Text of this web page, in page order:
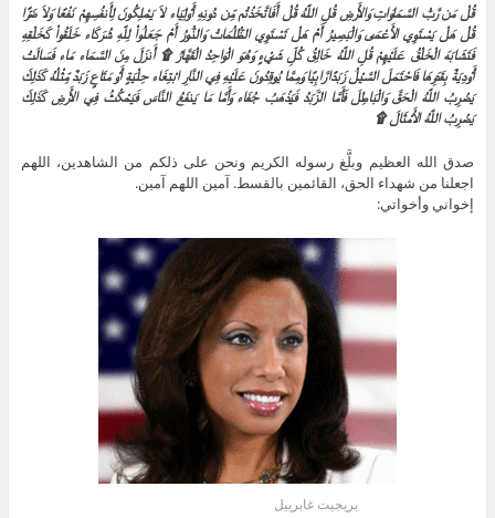
قُلْ مَن رَّبُّ السَّمَاوَاتِ وَالأَرْضِ قُلِ اللَّهُ قُلْ أَفَاتَّخَذْتُم مِّن دُونِهِ أَوْلِيَاء لاَ يَمْلِكُونَ لِأَنفُسِهِمْ نَفْعًا وَلاَ ضَرًّا
قُلْ هَلْ يَسْتَوِي الأَعْمَى وَالْبَصِيرُ أَمْ هَلْ تَسْتَوِي الظُّلُمَاتُ وَالنُّورُ أَمْ جَعَلُواْ لِلَّهِ شُرَكَاء خَلَقُواْ كَخَلْقِهِ
فَتَشَابَهَ الْخَلْقُ عَلَيْهِمْ قُلِ اللَّهُ خَالِقُ كُلِّ شَيْءٍ وَهُوَ الْوَاحِدُ الْقَهَّارُ ۩ أَنزَلَ مِنَ السَّمَاء مَاء فَسَالَتْ
أَوْدِيَةٌ بِقَدَرِهَا فَاحْتَمَلَ السَّيْلُ زَبَدًا رَّابِيًا وَمِمَّا يُوقِدُونَ عَلَيْهِ فِي النَّارِ ابْتِغَاء حِلْيَةٍ أَوْ مَتَاعٍ زَبَدٌ مِّثْلُهُ كَذَلِكَ
يَضْرِبُ اللَّهُ الْحَقَّ وَالْبَاطِلَ فَأَمَّا الزَّبَدُ فَيَذْهَبُ جُفَاء وَأَمَّا مَا يَنفَعُ النَّاسَ فَيَمْكُثُ فِي الأَرْضِ كَذَلِكَ
يَضْرِبُ اللَّهُ الأَمْثَالَ ۩
صدق الله العظيم وبلَّغ رسوله الكريم ونحن على ذلكم من الشاهدين، اللهم
اجعلنا من شهداء الحق، القائمين بالقسط. آمين اللهم آمين.
إخواني وأخواتي:
بريجيت غابرييل